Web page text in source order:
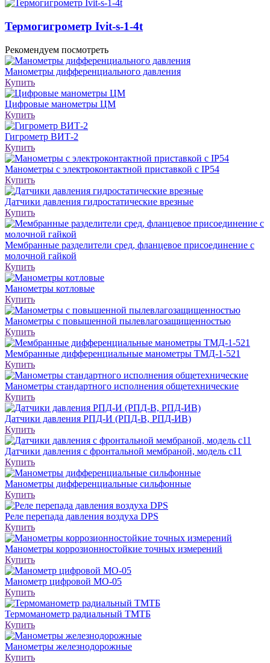
Термогигрометр Ivit-s-1-4t
Рекомендуем посмотреть
Манометры дифференциального давления
Купить
Цифровые манометры ЦМ
Купить
Гигрометр ВИТ-2
Купить
Манометры с электроконтактной приставкой с IP54
Купить
Датчики давления гидростатические врезные
Купить
Мембранные разделители сред, фланцевое присоединение с
молочной гайкой
Купить
Манометры котловые
Купить
Манометры с повышенной пылевлагозащищенностью
Купить
Мембранные дифференциальные манометры ТМД-1-521
Купить
Манометры стандартного исполнения общетехнические
Купить
Датчики давления РПД-И (РПД-В, РПД-ИВ)
Купить
Датчики давления с фронтальной мембраной, модель с11
Купить
Манометры дифференциальные сильфонные
Купить
Реле перепада давления воздуха DPS
Купить
Манометры коррозионностойкие точных измерений
Купить
Манометр цифровой МО-05
Купить
Термоманометр радиальный ТМТБ
Купить
Манометры железнодорожные
Купить